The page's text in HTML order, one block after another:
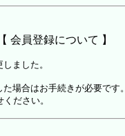
【 会員登録について 】
ました。
場合はお手続きが必要です。
ださい。